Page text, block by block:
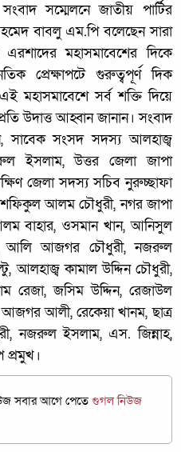
সম্মেলনে জাতীয় পার্টির
বাবলু এম.পি বলেছেন সারা
এরশাদের মহাসমাবেশের দিকে
প্রেক্ষাপটে গুরুত্বপূর্ণ দিক
মহাসমাবেশে সর্ব শক্তি দিয়ে
উদাত্ত আহ্বান জানান। সংবাদ
সাবেক সংসদ সদস্য আলহাজ্ব
ইসলাম, উত্তর জেলা জাপা
জেলা সদস্য সচিব নুরুচ্ছাফা
শফিকুল আলম চৌধুরী, নগর জাপা
বাহার, ওসমান খান, আনিসুল
আলি আজগর চৌধুরী, নজরুল
আলহাজ্ব কামাল উদ্দিন চৌধুরী,
রেজা, জসিম উদ্দিন, রেজাউল
আলী, রেকেয়া খানম, ছাত্র
নজরুল ইসলাম, এস. জিন্নাহ,
সবার আগে পেতেগুগল নিউজ